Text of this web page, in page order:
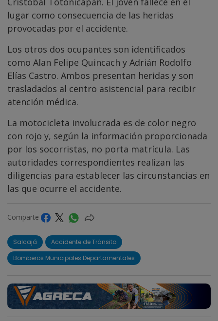
lugar como consecuencia de las heridas
provocadas por el accidente.
Los otros dos ocupantes son identificados
como Alan Felipe Quincach y Adrián Rodolfo
Elías Castro. Ambos presentan heridas y son
trasladados al centro asistencial para recibir
atención médica.
La motocicleta involucrada es de color negro
con rojo y, según la información proporcionada
por los socorristas, no porta matrícula. Las
autoridades correspondientes realizan las
diligencias para establecer las circunstancias en
las que ocurre el accidente.
Comparte
Salcajá
Accidente de Tránsito
Bomberos Municipales Departamentales